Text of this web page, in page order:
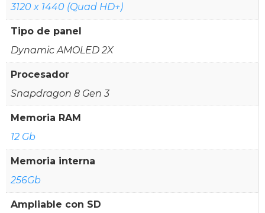
3120 x 1440 (Quad HD+)
Tipo de panel
Dynamic AMOLED 2X
Procesador
Snapdragon 8 Gen 3
Memoria RAM
12 Gb
Memoria interna
256Gb
Ampliable con SD